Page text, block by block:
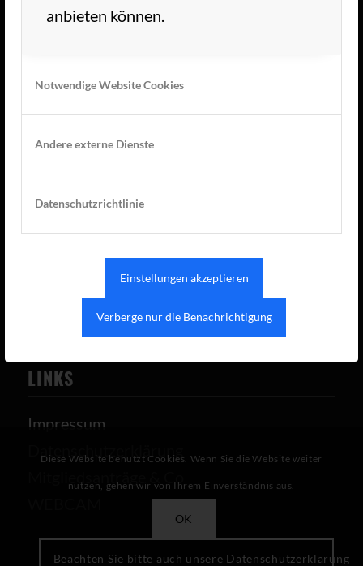
anbieten können.
Notwendige Website Cookies
Andere externe Dienste
Datenschutzrichtlinie
Einstellungen akzeptieren
Verberge nur die Benachrichtigung
KONTAKT
LINKS
Impressum
Datenschutzerklärung
Mitgliedsanträge & Co
Diese Website benutzt Cookies. Wenn Sie die Website weiter
nutzen, gehen wir von Ihrem Einverständnis aus.
OK
Beachten Sie bitte auch unsere Datenschutzerklärung